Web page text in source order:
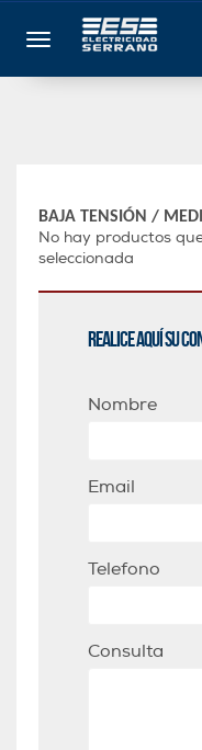
Toggle navigation
BAJA TENSIÓN /
No hay productos
seleccionada
Realice aquí su
Nombre
Email
Telefono
Consulta